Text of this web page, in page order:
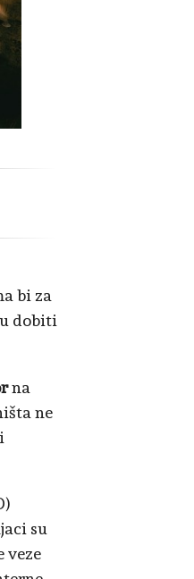
bi za
dobiti
na
ne
su
veze